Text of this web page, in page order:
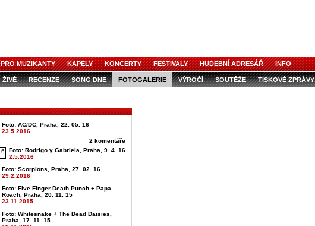
PRO MUZIKANTY KAPELY KONCERTY FESTIVALY HUDEBNÍ ADRESÁŘ INFO
ŽIVĚ RECENZE SONG DNE FOTOGALERIE VÝROČÍ SOUTĚŽE TISKOVÉ ZPRÁVY
Foto: AC/DC, Praha, 22. 05. 16
23.5.2016
2 komentáře
Foto: Rodrigo y Gabriela, Praha, 9. 4. 16
2.5.2016
Foto: Scorpions, Praha, 27. 02. 16
29.2.2016
Foto: Five Finger Death Punch + Papa
Roach, Praha, 20. 11. 15
23.11.2015
Foto: Whitesnake + The Dead Daisies,
Praha, 17. 11. 15